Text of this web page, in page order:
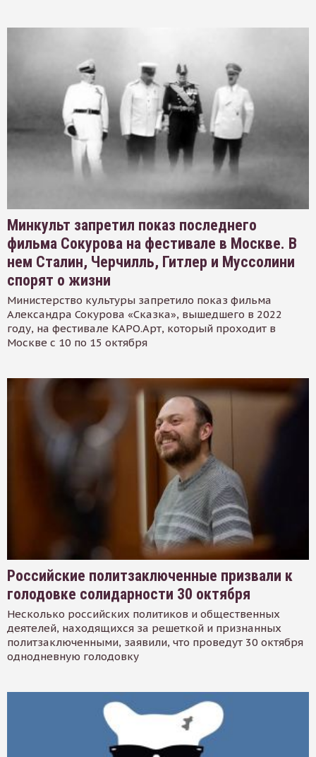
Минкульт запретил показ последнего
фильма Сокурова на фестивале в Москве. В
нем Сталин, Черчилль, Гитлер и Муссолини
спорят о жизни
Министерство культуры запретило показ фильма
Александра Сокурова «Сказка», вышедшего в 2022
году, на фестивале КАРО.Арт, который проходит в
Москве с 10 по 15 октября
Российские политзаключенные призвали к
голодовке солидарности 30 октября
Несколько российских политиков и общественных
деятелей, находящихся за решеткой и признанных
политзаключенными, заявили, что проведут 30 октября
однодневную голодовку